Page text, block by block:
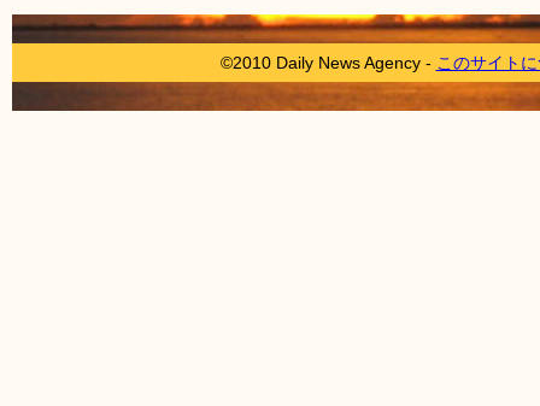
©2010 Daily News Agency - このサイト